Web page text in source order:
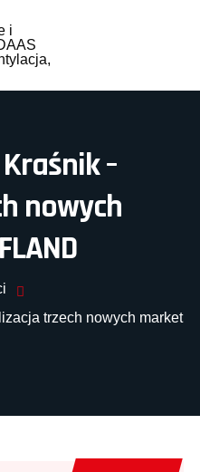
–
nowych
trzech nowych market